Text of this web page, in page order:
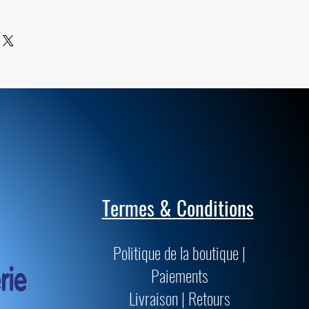
Termes & Conditions
Politique de la boutique |
Paiements
Livraison | Retours